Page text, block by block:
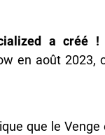
a créé !
en août 2023,
que le